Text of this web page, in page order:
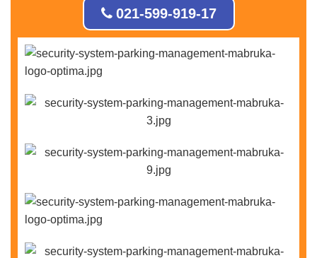
021-599-919-17